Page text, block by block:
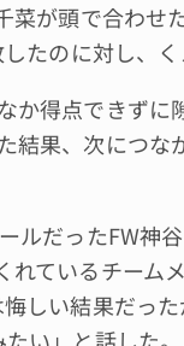
菜が頭で合わ
たのに対し、
得点できずに
結果、次につ
だったFW神
れているチーム
しい結果だっ